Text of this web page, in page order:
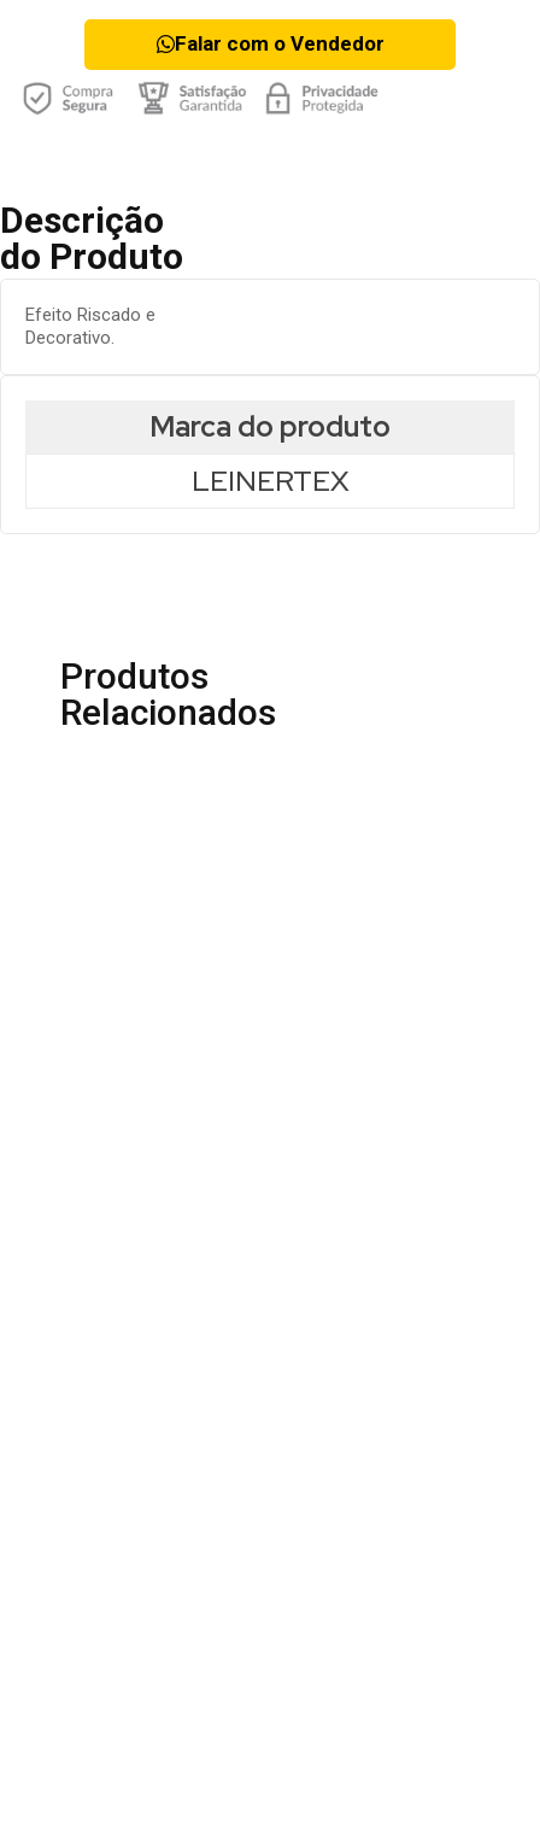
Falar com o Vendedor
Descrição
do Produto
Efeito Riscado e
Decorativo.
Marca do produto
LEINERTEX
Produtos
Relacionados